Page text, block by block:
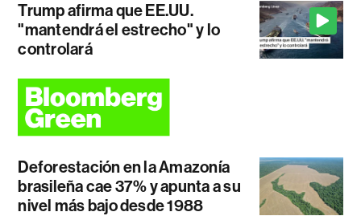
Trump afirma que EE.UU.
"mantendrá el estrecho" y lo
controlará
Deforestación en la Amazonía
brasileña cae 37% y apunta a su
nivel más bajo desde 1988